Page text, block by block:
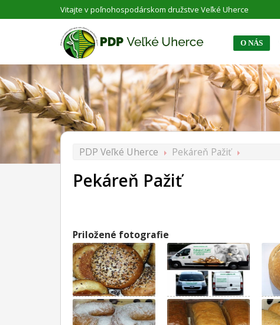
Vitajte v poľnohospodárskom družstve Veľké Uherce
O NÁS
PDP Veľké Uherce Pekáreň Pažiť
Pekáreň Pažiť
Priložené fotografie